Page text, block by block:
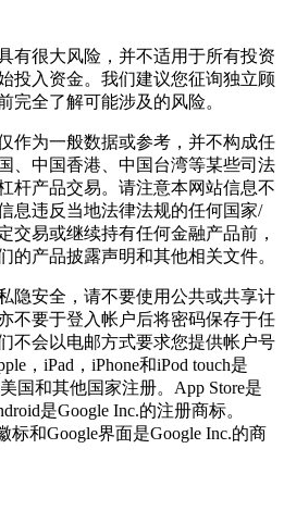
有很大风险，并不适用于所有投资
投入资金。我们建议您征询独立顾
完全了解可能涉及的风险。
作为一般数据或参考，并不构成任
、中国香港、中国台湾等某些司法
杆产品交易。请注意本网站信息不
息违反当地法律法规的任何国家/
交易或继续持有任何金融产品前，
的产品披露声明和其他相关文件。
隐安全，请不要使用公共或共享计
不要于登入帐户后将密码保存于任
不会以电邮方式要求您提供帐户号
，iPad，iPhone和iPod touch是
国和其他国家注册。App Store是
是Google Inc.的注册商标。
标和Google界面是Google Inc.的商